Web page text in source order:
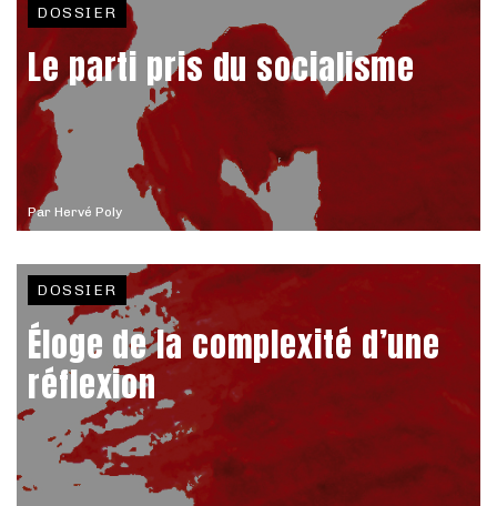
Par Hervé Poly
DOSSIER
Le parti pris du socialisme
DOSSIER
Éloge de la complexité d’une
réflexion